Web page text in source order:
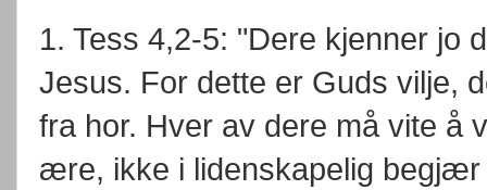
1. Tess 4,2-5: "Dere kjenner jo
Jesus. For dette er Guds vilje,
fra hor. Hver av dere må vite å
ære, ikke i lidenskapelig begjær